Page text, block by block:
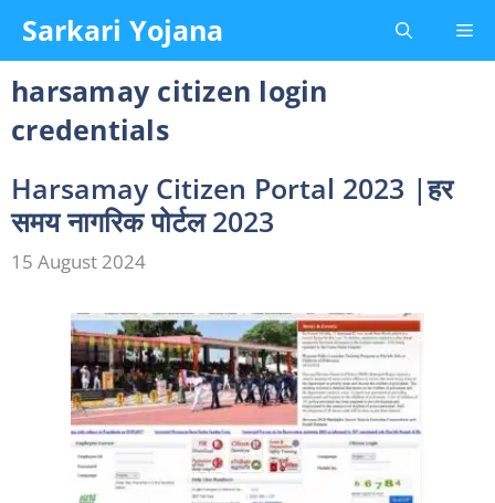
content
Sarkari Yojana
harsamay citizen login
credentials
Harsamay Citizen Portal 2023 |हर
समय नागरिक पोर्टल 2023
15 August 2024